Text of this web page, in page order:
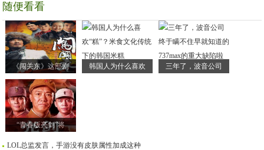
随便看看
《闯关东》这部剧 韩国人为什么喜欢 三年了，波音公司
“青春版亮剑”将
LOL总监发言，手游没有皮肤属性加成这种